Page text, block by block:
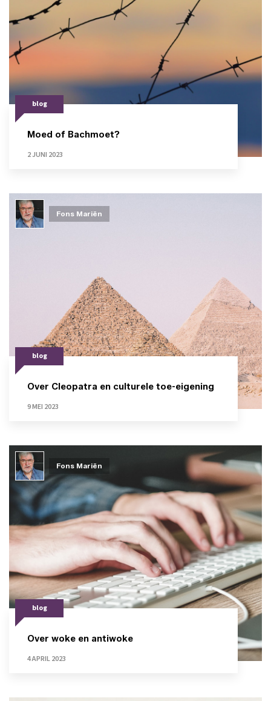
blog
Moed of Bachmoet?
2 JUNI 2023
blog
Over Cleopatra en culturele toe-eigening
9 MEI 2023
Fons Mariën
blog
Over woke en antiwoke
4 APRIL 2023
Fons Mariën